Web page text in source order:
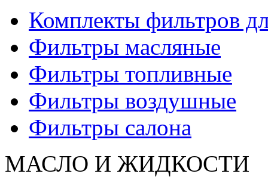
Комплекты фильтров
Фильтры масляные
Фильтры топливные
Фильтры воздушные
Фильтры салона
МАСЛО И ЖИДКОCТИ